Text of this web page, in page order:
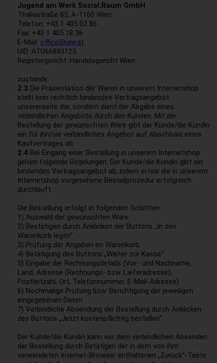
Jugend am Werk Sozial:Raum GmbH
Thaliastraße 85, A-1160 Wien
Telefon: +43 1 405 02 86
Fax: +43 1 405 18 36
E-Mail: office@jaw.at
UID: ATU66883125
Registergericht: Handelsgericht Wien
zustande.
2.3 Die Präsentation der Waren in unserem Internetshop
stellt kein rechtlich bindendes Vertragsangebot
unsererseits dar, sondern dient der Abgabe eines
verbindlichen Angebots durch den Kunden. Mit der
Bestellung der gewünschten Ware gibt der Kunde/die Kundin
ein für ihn/sie verbindliches Angebot auf Abschluss eines
Kaufvertrages ab.
2.4Bei Eingang einer Bestellung in unserem Internetshop
gelten folgende Regelungen: Der Kunde/die Kundin gibt ein
bindendes Vertragsangebot ab, indem er/sie die in unserem
Internetshop vorgesehene Bestellprozedur erfolgreich
durchläuft.
Die Bestellung erfolgt in folgenden Schritten:
1) Auswahl der gewünschten Ware
2) Bestätigen durch Anklicken der Buttons „In den
Warenkorb legen“
3) Prüfung der Angaben im Warenkorb
4) Betätigung des Buttons „Weiter zur Kasse“
5) Eingabe der Rechnungsdetails (Vor- und Nachname,
Land, Adresse (Rechnungs- bzw. Lieferadresse),
Postleitzahl, Ort, Telefonnummer, E-Mail-Adresse).
6) Nochmalige Prüfung bzw. Berichtigung der jeweiligen
eingegebenen Daten.
7) Verbindliche Absendung der Bestellung durch Anklicken
des Buttons „Jetzt kostenpflichtig bestellen“
Der Kunde/die Kundin kann vor dem verbindlichen Absenden
der Bestellung durch Betätigen der in dem von ihm
verwendeten Internet-Browser enthaltenen „Zurück“-Taste